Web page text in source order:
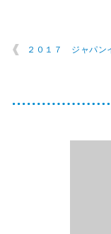
２０１７ ジャパン